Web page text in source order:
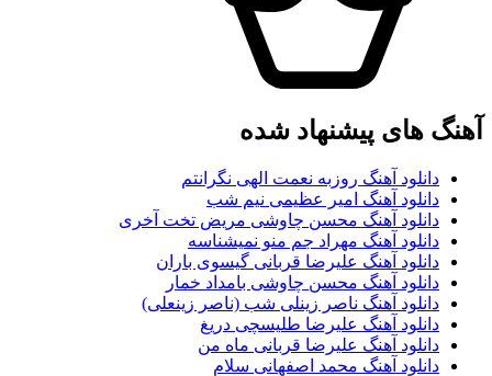
آهنگ های پیشنهاد شده
دانلود آهنگ روزبه نعمت الهی نگرانتم
دانلود آهنگ امیر عظیمی نیم شب
دانلود آهنگ محسن چاوشی مریض تخت آخری
دانلود آهنگ مهراد جم منو نمیشناسه
دانلود آهنگ علیرضا قربانی گیسوی باران
دانلود آهنگ محسن چاوشی بامداد خمار
دانلود آهنگ ناصر زینلی شب (ناصر زینعلی)
دانلود آهنگ علیرضا طلیسچی دریغ
دانلود آهنگ علیرضا قربانی ماه من
دانلود آهنگ محمد اصفهانی سلام